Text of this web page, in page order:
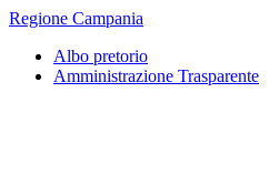
Regione Campania
Albo pretorio
Amministrazione Trasparente